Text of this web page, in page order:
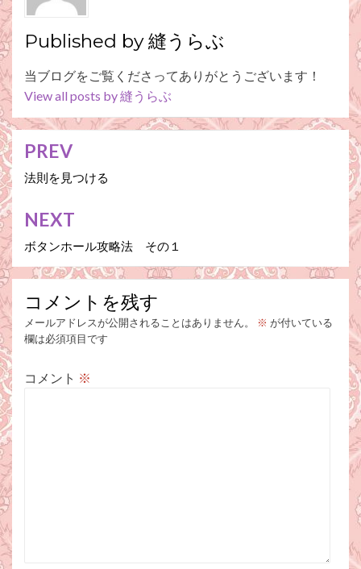
Published by縫うらぶ
当ブログをご覧くださってありがとうございます！
View all posts by 縫うらぶ
投
稿
ナ
ビ
ゲ
ー
シ
ョ
PREV
法則を見つける
NEXT
ボタンホール攻略法 その１
コメントを残す
メールアドレスが公開されることはありません。 ※ が付いている
欄は必須項目です
コメント ※